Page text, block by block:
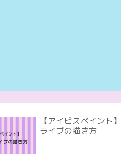
【アイビスペイント
ライプの描き方